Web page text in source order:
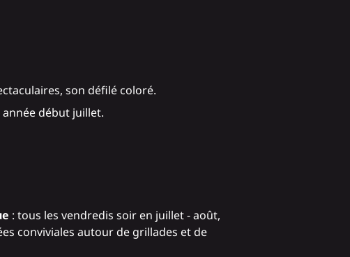
son défilé coloré.
début juillet.
: tous les vendredis soir en juillet - août,
conviviales autour de grillades et de